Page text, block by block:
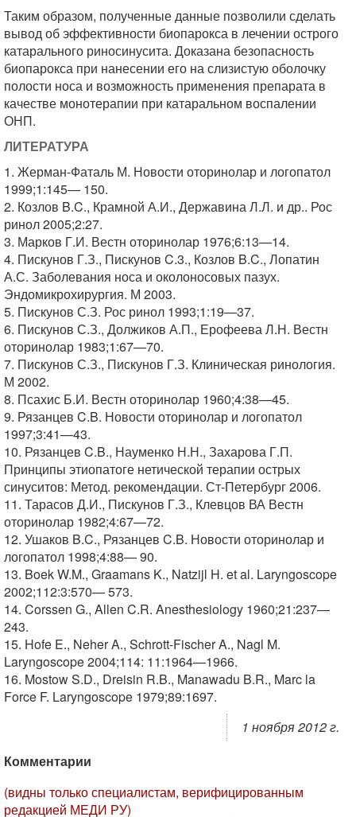
Таким образом, полученные данные позволили сделать
вывод об эффективности биопарокса в лечении острого
катарального риносинусита. Доказана безопасность
биопарокса при нанесении его на слизистую оболочку
полости носа и возможность применения препарата в
качестве монотерапии при катаральном воспалении
ОНП.
ЛИТЕРАТУРА
1. Жерман-Фаталь М. Новости оторинолар и логопатол
1999;1:145— 150.
2. Козлов B.C., Крамной А.И., Державина Л.Л. и др.. Рос
ринол 2005;2:27.
3. Марков Г.И. Вестн оторинолар 1976;6:13—14.
4. Пискунов Г.З., Пискунов C.3., Козлов B.C., Лопатин
А.С. Заболевания носа и околоносовых пазух.
Эндомикрохирургия. М 2003.
5. Пискунов С.З. Рос ринол 1993;1:19—37.
6. Пискунов С.З., Должиков А.П., Ерофеева Л.Н. Вестн
оторинолар 1983;1:67—70.
7. Пискунов С.З., Пискунов Г.З. Клиническая ринология.
М 2002.
8. Псахис Б.И. Вестн оторинолар 1960;4:38—45.
9. Рязанцев C.B. Новости оторинолар и логопатол
1997;3:41—43.
10. Рязанцев C.B., Науменко Н.Н., Захарова Г.П.
Принципы этиопатоге нетической терапии острых
синуситов: Метод. рекомендации. Ст-Петербург 2006.
11. Тарасов Д.И., Пискунов Г.З., Клевцов ВА Вестн
оторинолар 1982;4:67—72.
12. Ушаков B.C., Рязанцев C.B. Новости оторинолар и
логопатол 1998;4:88— 90.
13. Boek W.M., Graamans K., Natzijl H. et al. Laryngoscope
2002;112:3:570— 573.
14. Corssen G., Allen C.R. Anesthesiology 1960;21:237—
243.
15. Hofe E., Neher A., Schrott-Fischer A., Nagl M.
Laryngoscope 2004;114: 11:1964—1966.
16. Mostow S.D., Dreisin R.B., Manawadu B.R., Marc la
Force F. Laryngoscope 1979;89:1697.
1 ноября 2012 г.
Комментарии
(видны только специалистам, верифицированным
редакцией МЕДИ РУ)